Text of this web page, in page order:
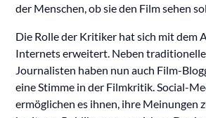
der Menschen, ob sie den Film sehen
Die Rolle der Kritiker hat sich mit dem
Internets erweitert. Neben
Journalisten haben nun auch Film-
eine Stimme in der Filmkritik. Social-
ermöglichen es ihnen, ihre Meinungen